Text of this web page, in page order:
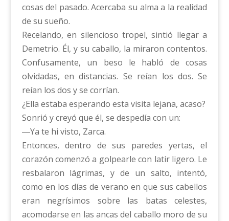
cosas del pasado. Acercaba su alma a la realidad
de su sueño.
Recelando, en silencioso tropel, sintió llegar a
Demetrio. Él, y su caballo, la miraron contentos.
Confusamente, un beso le habló de cosas
olvidadas, en distancias. Se reían los dos. Se
reían los dos y se corrían.
¿Ella estaba esperando esta visita lejana, acaso?
Sonrió y creyó que él, se despedía con un:
―Ya te hi visto, Zarca.
Entonces, dentro de sus paredes yertas, el
corazón comenzó a golpearle con latir ligero. Le
resbalaron lágrimas, y de un salto, intentó,
como en los días de verano en que sus cabellos
eran negrísimos sobre las batas celestes,
acomodarse en las ancas del caballo moro de su